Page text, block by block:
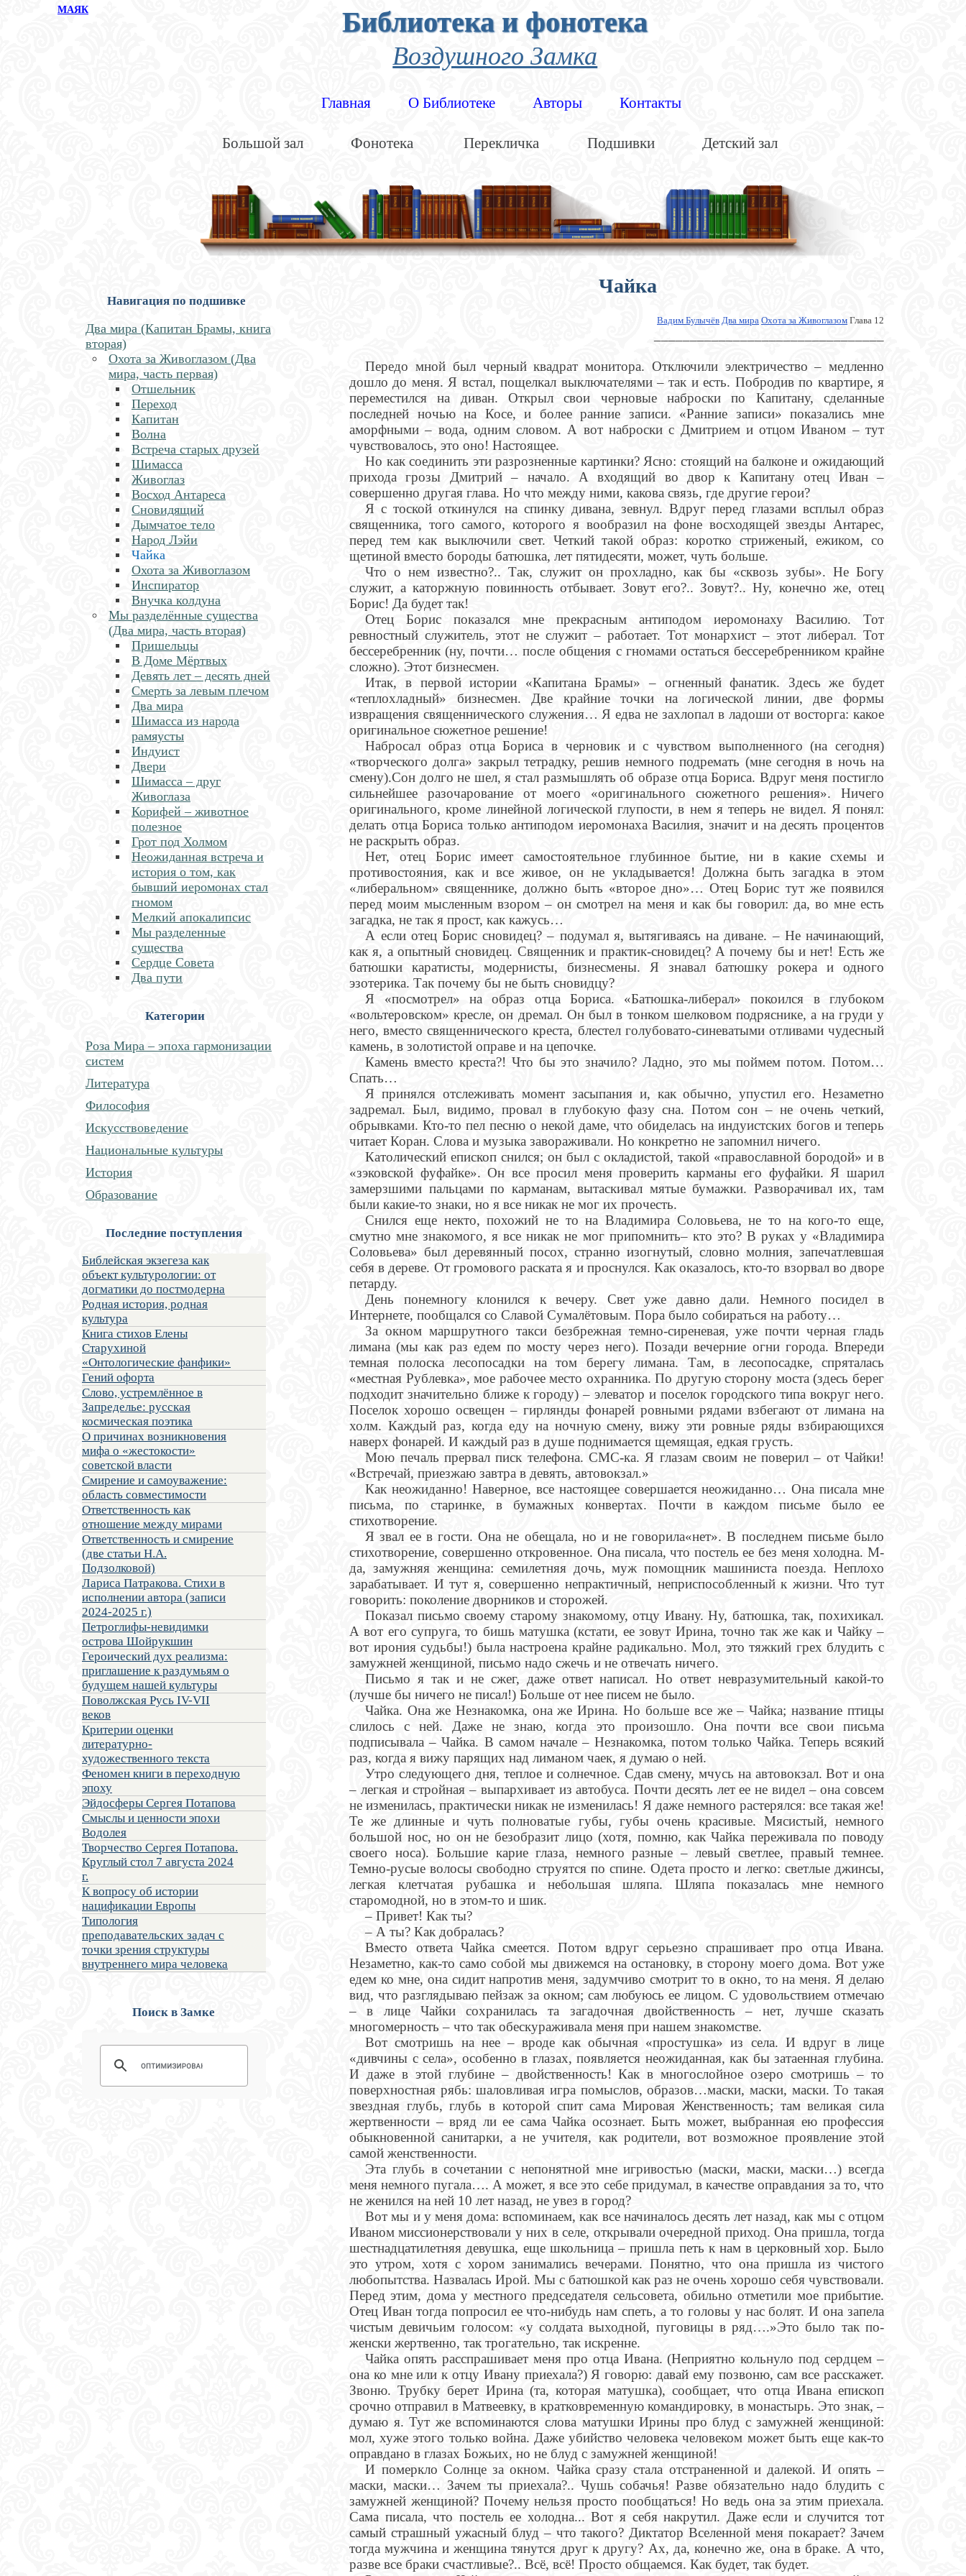
МАЯК Библиотека и фонотека
Воздушного Замка
Главная О Библиотеке Авторы Контакты
Большой зал Фонотека Перекличка Подшивки Детский зал
Навигация по подшивке
Два мира (Капитан Брамы, книга
вторая)
Охота за Живоглазом (Два
мира, часть первая)
Отшельник
Переход
Капитан
Волна
Встреча старых друзей
Шимасса
Живоглаз
Восход Антареса
Сновидящий
Дымчатое тело
Народ Лэйи
Чайка
Охота за Живоглазом
Инспиратор
Внучка колдуна
Мы разделённые существа
(Два мира, часть вторая)
Пришельцы
В Доме Мёртвых
Девять лет – десять дней
Смерть за левым плечом
Два мира
Шимасса из народа
рамяусты
Индуист
Двери
Шимасса – друг
Живоглаза
Корифей – животное
полезное
Грот под Холмом
Неожиданная встреча и
история о том, как
бывший иеромонах стал
гномом
Мелкий апокалипсис
Мы разделенные
существа
Сердце Совета
Два пути
Категории
Роза Мира – эпоха гармонизации
систем
Литература
Философия
Искусствоведение
Национальные культуры
История
Образование
Последние поступления
Библейская экзегеза как
объект культурологии: от
догматики до постмодерна
Родная история, родная
культура
Книга стихов Елены
Старухиной
«Онтологические фанфики»
Гений офорта
Слово, устремлённое в
Запределье: русская
космическая поэтика
О причинах возникновения
мифа о «жестокости»
советской власти
Смирение и самоуважение:
область совместимости
Ответственность как
отношение между мирами
Ответственность и смирение
(две статьи Н.А.
Подзолковой)
Лариса Патракова. Стихи в
исполнении автора (записи
2024-2025 г.)
Петроглифы-невидимки
острова Шойрукшин
Героический дух реализма:
приглашение к раздумьям о
будущем нашей культуры
Поволжская Русь IV-VII
веков
Критерии оценки
литературно-
художественного текста
Феномен книги в переходную
эпоху
Эйдосферы Сергея Потапова
Смыслы и ценности эпохи
Водолея
Творчество Сергея Потапова.
Круглый стол 7 августа 2024
г.
К вопросу об истории
нацификации Европы
Типология
преподавательских задач с
точки зрения структуры
внутреннего мира человека
Поиск в Замке
Чайка
Вадим Булычёв Два мира Охота за Живоглазом Глава 12
Передо мной был черный квадрат монитора. Отключили электричество – медленно
дошло до меня. Я встал, пощелкал выключателями – так и есть. Побродив по квартире, я
переместился на диван. Открыл свои черновые наброски по Капитану, сделанные
последней ночью на Косе, и более ранние записи. «Ранние записи» показались мне
аморфными – вода, одним словом. А вот наброски с Дмитрием и отцом Иваном – тут
чувствовалось, это оно! Настоящее.
Но как соединить эти разрозненные картинки? Ясно: стоящий на балконе и ожидающий
прихода грозы Дмитрий – начало. А входящий во двор к Капитану отец Иван –
совершенно другая глава. Но что между ними, какова связь, где другие герои?
Я с тоской откинулся на спинку дивана, зевнул. Вдруг перед глазами всплыл образ
священника, того самого, которого я вообразил на фоне восходящей звезды Антарес,
перед тем как выключили свет. Четкий такой образ: коротко стриженый, ежиком, со
щетиной вместо бороды батюшка, лет пятидесяти, может, чуть больше.
Что о нем известно?.. Так, служит он прохладно, как бы «сквозь зубы». Не Богу
служит, а каторжную повинность отбывает. Зовут его?.. Зовут?.. Ну, конечно же, отец
Борис! Да будет так!
Отец Борис показался мне прекрасным антиподом иеромонаху Василию. Тот
ревностный служитель, этот не служит – работает. Тот монархист – этот либерал. Тот
бессеребренник (ну, почти… после общения с гномами остаться бессеребренником крайне
сложно). Этот бизнесмен.
Итак, в первой истории «Капитана Брамы» – огненный фанатик. Здесь же будет
«теплохладный» бизнесмен. Две крайние точки на логической линии, две формы
извращения священнического служения… Я едва не захлопал в ладоши от восторга: какое
оригинальное сюжетное решение!
Набросал образ отца Бориса в черновик и с чувством выполненного (на сегодня)
«творческого долга» закрыл тетрадку, решив немного подремать (мне сегодня в ночь на
смену).Сон долго не шел, я стал размышлять об образе отца Бориса. Вдруг меня постигло
сильнейшее разочарование от моего «оригинального сюжетного решения». Ничего
оригинального, кроме линейной логической глупости, в нем я теперь не видел. Я понял:
делать отца Бориса только антиподом иеромонаха Василия, значит и на десять процентов
не раскрыть образ.
Нет, отец Борис имеет самостоятельное глубинное бытие, ни в какие схемы и
противостояния, как и все живое, он не укладывается! Должна быть загадка в этом
«либеральном» священнике, должно быть «второе дно»… Отец Борис тут же появился
перед моим мысленным взором – он смотрел на меня и как бы говорил: да, во мне есть
загадка, не так я прост, как кажусь…
А если отец Борис сновидец? – подумал я, вытягиваясь на диване. – Не начинающий,
как я, а опытный сновидец. Священник и практик-сновидец? А почему бы и нет! Есть же
батюшки каратисты, модернисты, бизнесмены. Я знавал батюшку рокера и одного
эзотерика. Так почему бы не быть сновидцу?
Я «посмотрел» на образ отца Бориса. «Батюшка-либерал» покоился в глубоком
«вольтеровском» кресле, он дремал. Он был в тонком шелковом подряснике, а на груди у
него, вместо священнического креста, блестел голубовато-синеватыми отливами чудесный
камень, в золотистой оправе и на цепочке.
Камень вместо креста?! Что бы это значило? Ладно, это мы поймем потом. Потом…
Спать…
Я принялся отслеживать момент засыпания и, как обычно, упустил его. Незаметно
задремал. Был, видимо, провал в глубокую фазу сна. Потом сон – не очень четкий,
обрывками. Кто-то пел песню о некой даме, что обиделась на индуистских богов и теперь
читает Коран. Слова и музыка завораживали. Но конкретно не запомнил ничего.
Католический епископ снился; он был с окладистой, такой «православной бородой» и в
«зэковской фуфайке». Он все просил меня проверить карманы его фуфайки. Я шарил
замерзшими пальцами по карманам, вытаскивал мятые бумажки. Разворачивал их, там
были какие-то знаки, но я все никак не мог их прочесть.
Снился еще некто, похожий не то на Владимира Соловьева, не то на кого-то еще,
смутно мне знакомого, я все никак не мог припомнить– кто это? В руках у «Владимира
Соловьева» был деревянный посох, странно изогнутый, словно молния, запечатлевшая
себя в дереве. От громового раската я и проснулся. Как оказалось, кто-то взорвал во дворе
петарду.
День понемногу клонился к вечеру. Свет уже давно дали. Немного посидел в
Интернете, пообщался со Славой Сумалётовым. Пора было собираться на работу…
За окном маршрутного такси безбрежная темно-сиреневая, уже почти черная гладь
лимана (мы как раз едем по мосту через него). Позади вечерние огни города. Впереди
темная полоска лесопосадки на том берегу лимана. Там, в лесопосадке, спряталась
«местная Рублевка», мое рабочее место охранника. По другую сторону моста (здесь берег
подходит значительно ближе к городу) – элеватор и поселок городского типа вокруг него.
Поселок хорошо освещен – гирлянды фонарей ровными рядами взбегают от лимана на
холм. Каждый раз, когда еду на ночную смену, вижу эти ровные ряды взбирающихся
наверх фонарей. И каждый раз в душе поднимается щемящая, едкая грусть.
Мою печаль прервал писк телефона. СМС-ка. Я глазам своим не поверил – от Чайки!
«Встречай, приезжаю завтра в девять, автовокзал.»
Как неожиданно! Наверное, все настоящее совершается неожиданно… Она писала мне
письма, по старинке, в бумажных конвертах. Почти в каждом письме было ее
стихотворение.
Я звал ее в гости. Она не обещала, но и не говорила«нет». В последнем письме было
стихотворение, совершенно откровенное. Она писала, что постель ее без меня холодна. М-
да, замужняя женщина: семилетняя дочь, муж помощник машиниста поезда. Неплохо
зарабатывает. И тут я, совершенно непрактичный, неприспособленный к жизни. Что тут
говорить: поколение дворников и сторожей.
Показал письмо своему старому знакомому, отцу Ивану. Ну, батюшка, так, похихикал.
А вот его супруга, то бишь матушка (кстати, ее зовут Ирина, точно так же как и Чайку –
вот ирония судьбы!) была настроена крайне радикально. Мол, это тяжкий грех блудить с
замужней женщиной, письмо надо сжечь и не отвечать ничего.
Письмо я так и не сжег, даже ответ написал. Но ответ невразумительный какой-то
(лучше бы ничего не писал!) Больше от нее писем не было.
Чайка. Она же Незнакомка, она же Ирина. Но больше все же – Чайка; название птицы
слилось с ней. Даже не знаю, когда это произошло. Она почти все свои письма
подписывала – Чайка. В самом начале – Незнакомка, потом только Чайка. Теперь всякий
раз, когда я вижу парящих над лиманом чаек, я думаю о ней.
Утро следующего дня, теплое и солнечное. Сдав смену, мчусь на автовокзал. Вот и она
– легкая и стройная – выпархивает из автобуса. Почти десять лет ее не видел – она совсем
не изменилась, практически никак не изменилась! Я даже немного растерялся: все такая же!
Те же длинные и чуть полноватые губы, губы очень красивые. Мясистый, немного
большой нос, но он не безобразит лицо (хотя, помню, как Чайка переживала по поводу
своего носа). Большие карие глаза, немного разные – левый светлее, правый темнее.
Темно-русые волосы свободно струятся по спине. Одета просто и легко: светлые джинсы,
легкая клетчатая рубашка и небольшая шляпа. Шляпа показалась мне немного
старомодной, но в этом-то и шик.
– Привет! Как ты?
– А ты? Как добралась?
Вместо ответа Чайка смеется. Потом вдруг серьезно спрашивает про отца Ивана.
Незаметно, как-то само собой мы движемся на остановку, в сторону моего дома. Вот уже
едем ко мне, она сидит напротив меня, задумчиво смотрит то в окно, то на меня. Я делаю
вид, что разглядываю пейзаж за окном; сам любуюсь ее лицом. С удовольствием отмечаю
– в лице Чайки сохранилась та загадочная двойственность – нет, лучше сказать
многомерность – что так обескураживала меня при нашем знакомстве.
Вот смотришь на нее – вроде как обычная «простушка» из села. И вдруг в лице
«дивчины с села», особенно в глазах, появляется неожиданная, как бы затаенная глубина.
И даже в этой глубине – двойственность! Как в многослойное озеро смотришь – то
поверхностная рябь: шаловливая игра помыслов, образов…маски, маски, маски. То такая
звездная глубь, глубь в которой спит сама Мировая Женственность; там великая сила
жертвенности – вряд ли ее сама Чайка осознает. Быть может, выбранная ею профессия
обыкновенной санитарки, а не учителя, как родители, вот возможное проявление этой
самой женственности.
Эта глубь в сочетании с непонятной мне игривостью (маски, маски, маски…) всегда
меня немного пугала…. А может, я все это себе придумал, в качестве оправдания за то, что
не женился на ней 10 лет назад, не увез в город?
Вот мы и у меня дома: вспоминаем, как все начиналось десять лет назад, как мы с отцом
Иваном миссионерствовали у них в селе, открывали очередной приход. Она пришла, тогда
шестнадцатилетняя девушка, еще школьница – пришла петь к нам в церковный хор. Было
это утром, хотя с хором занимались вечерами. Понятно, что она пришла из чистого
любопытства. Назвалась Ирой. Мы с батюшкой как раз не очень хорошо себя чувствовали.
Перед этим, дома у местного председателя сельсовета, обильно отметили мое прибытие.
Отец Иван тогда попросил ее что-нибудь нам спеть, а то головы у нас болят. И она запела
чистым девичьим голосом: «у солдата выходной, пуговицы в ряд….»Это было так по-
женски жертвенно, так трогательно, так искренне.
Чайка опять расспрашивает меня про отца Ивана. (Неприятно кольнуло под сердцем –
она ко мне или к отцу Ивану приехала?) Я говорю: давай ему позвоню, сам все расскажет.
Звоню. Трубку берет Ирина (та, которая матушка), сообщает, что отца Ивана епископ
срочно отправил в Матвеевку, в кратковременную командировку, в монастырь. Это знак, –
думаю я. Тут же вспоминаются слова матушки Ирины про блуд с замужней женщиной:
мол, хуже этого только война. Даже убийство человека человеком может быть еще как-то
оправдано в глазах Божьих, но не блуд с замужней женщиной!
И померкло Солнце за окном. Чайка сразу стала отстраненной и далекой. И опять –
маски, маски… Зачем ты приехала?.. Чушь собачья! Разве обязательно надо блудить с
замужней женщиной? Почему нельзя просто пообщаться! Но ведь она за этим приехала.
Сама писала, что постель ее холодна... Вот я себя накрутил. Даже если и случится тот
самый страшный ужасный блуд – что такого? Диктатор Вселенной меня покарает? Зачем
тогда мужчина и женщина тянутся друг к другу? Ах, да, конечно же, она в браке. А что,
разве все браки счастливые?.. Всё, всё! Просто общаемся. Как будет, так будет.